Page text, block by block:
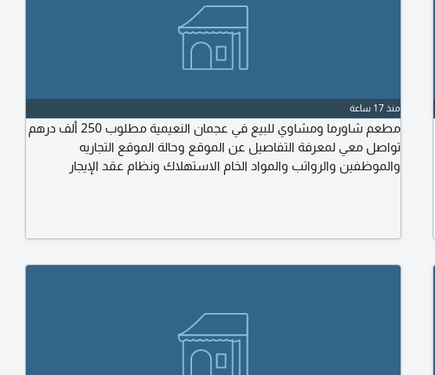
منذ 17 ساعة
مطعم شاورما ومشاوي للبيع في عجمان النعيمية مطلوب 250 ألف درهم
تواصل معي لمعرفة التفاصيل عن الموقع وحالة الموقع التجاريه
والموظفين والرواتب والمواد الخام الاستهلاك ونظام عقد الإيجار